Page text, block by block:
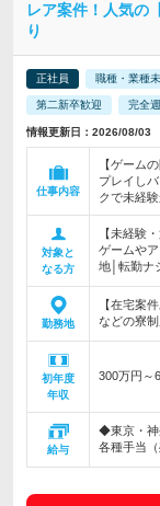
レア案件！人気の
り
正社員 職種・業種
第二新卒歓迎 完全
情報更新日：2026/08/03
仕事内容
【ゲーム
プレイし
クで未経
対象と
なる方
【未経験
ゲームや
地│転勤ナ
勤務地
【在宅案
などの寮
初年度
年収
300万円～
給与
◆東京・神
各種手当